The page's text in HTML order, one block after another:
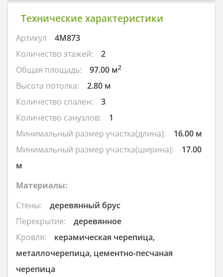
Технические характеристики
Артикул
4M873
Количество этажей:
2
Общая площадь:
97.00 м2
Высота потолка:
2.80 м
Количество спален:
3
Количество санузлов:
1
Минимальный размер участка(длина):
16.00 м
Минимальный размер участка(ширина):
17.00
м
Материалы:
Стены:
деревянный брус
Перекрытие:
деревянное
Кровля:
керамическая черепица,
металлочерепица, цементно-песчаная
черепица